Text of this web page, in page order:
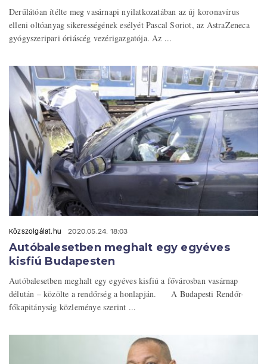
Derűlátóan ítélte meg vasárnapi nyilatkozatában az új koronavírus
elleni oltóanyag sikerességének esélyét Pascal Soriot, az AstraZeneca
gyógyszeripari óriáscég vezérigazgatója. Az ...
Közszolgálat.hu 2020.05.24. 18:03
Autóbalesetben meghalt egy egyéves
kisfiú Budapesten
Autóbalesetben meghalt egy egyéves kisfiú a fővárosban vasárnap
délután – közölte a rendőrség a honlapján. A Budapesti Rendőr-
főkapitányság közleménye szerint ...